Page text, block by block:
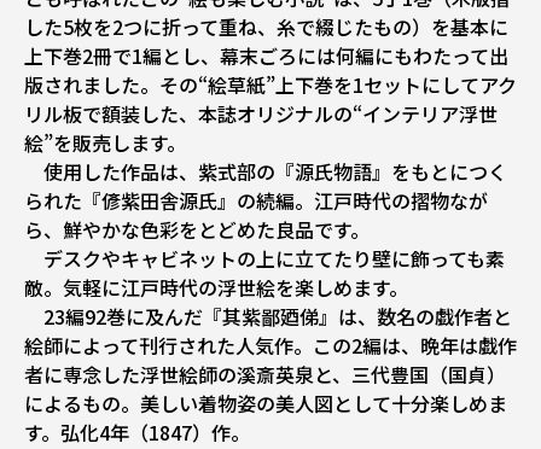
した5枚を2つに折って重ね、糸で綴じたもの）を基本に
上下巻2冊で1編とし、幕末ごろには何編にもわたって出
版されました。その“絵草紙”上下巻を1セットにしてアク
リル板で額装した、本誌オリジナルの“インテリア浮世
絵”を販売します。
使用した作品は、紫式部の『源氏物語』をもとにつく
られた『偐紫田舎源氏』の続編。江戸時代の摺物なが
ら、鮮やかな色彩をとどめた良品です。
デスクやキャビネットの上に立てたり壁に飾っても素
敵。気軽に江戸時代の浮世絵を楽しめます。
23編92巻に及んだ『其紫鄙廼俤』は、数名の戯作者と
絵師によって刊行された人気作。この2編は、晩年は戯作
者に専念した浮世絵師の溪斎英泉と、三代豊国（国貞）
によるもの。美しい着物姿の美人図として十分楽しめま
す。弘化4年（1847）作。